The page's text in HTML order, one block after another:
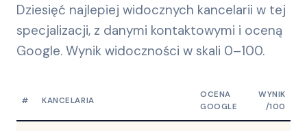
Dziesięć najlepiej widocznych kancelarii w tej
specjalizacji, z danymi kontaktowymi i oceną
Google. Wynik widoczności w skali 0–100.
# KANCELARIA
OCENA
GOOGLE
WYNIK
/100